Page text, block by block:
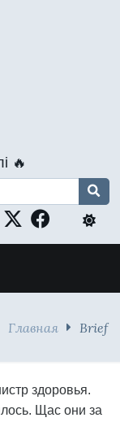
🔥
Главная Brief
здоровья.
Щас они за